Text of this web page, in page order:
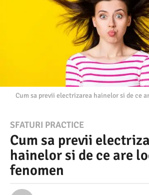
Cum sa previi electrizarea hainelor si de ce
1
3
.
0
SFATURI PRACTICE
Cum sa previi
hainelor si de ce are
fenomen